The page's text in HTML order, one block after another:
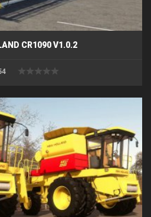
CR1090 V1.0.2